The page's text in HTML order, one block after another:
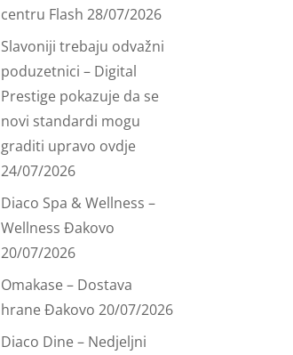
centru Flash 28/07/2026
Slavoniji trebaju odvažni
poduzetnici – Digital
Prestige pokazuje da se
novi standardi mogu
graditi upravo ovdje
24/07/2026
Diaco Spa & Wellness –
Wellness Đakovo
20/07/2026
Omakase – Dostava
hrane Đakovo 20/07/2026
Diaco Dine – Nedjeljni